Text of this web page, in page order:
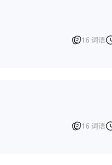
16 词语
16 词语